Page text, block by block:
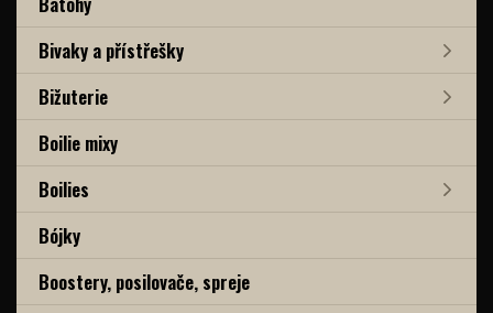
Bivaky a přístřešky
Bižuterie
Boilie mixy
Boilies
Bójky
Boostery, posilovače, spreje